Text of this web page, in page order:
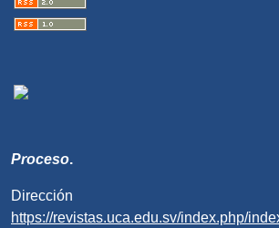
Proceso.
Dirección
https://revistas.uca.edu.sv/index.php/